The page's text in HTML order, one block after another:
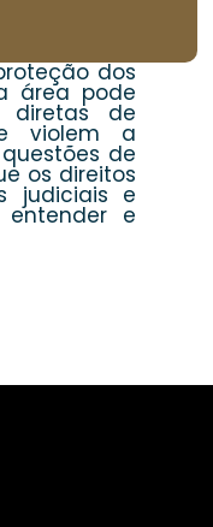
dos
área pode
diretas de
violem a
de
os direitos
judiciais e
entender e